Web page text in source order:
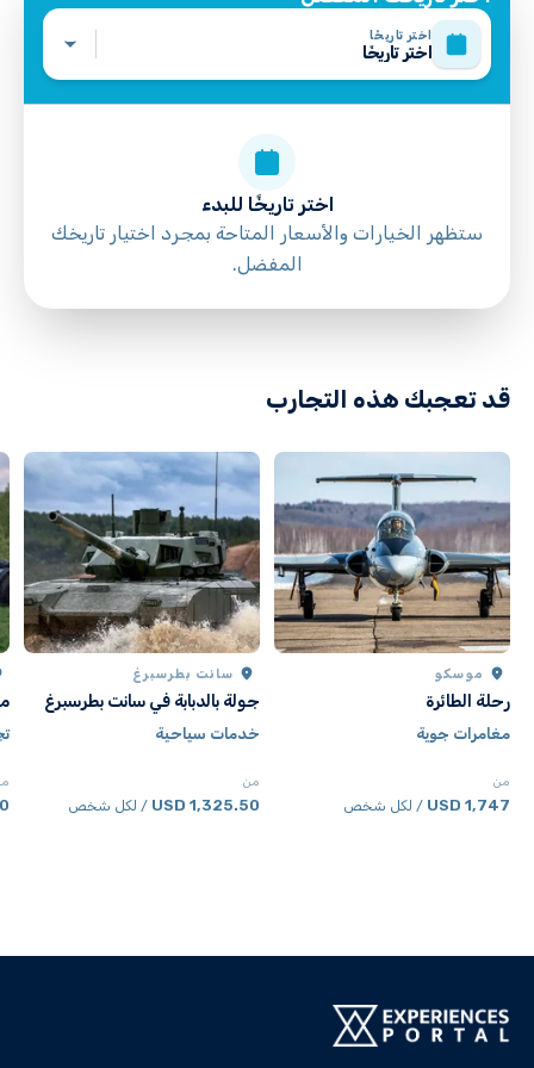
اختر تاريخًا
اختر تاريخًا
اختر تاريخًا للبدء
ستظهر الخيارات والأسعار المتاحة بمجرد اختيار تاريخك
المفضل.
قد تعجبك هذه التجارب
موسكو
رحلة الطائرة
مغامرات جوية
من
1,747 USD / لكل شخص
سانت بطرسبرغ
جولة بالدبابة في سانت بطرسبرغ
خدمات سياحية
من
1,325.50 USD / لكل شخص